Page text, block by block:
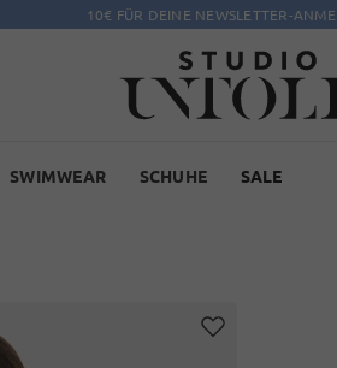
10€ FÜR DEINE NEWSLETTER-
SWIMWEAR SCHUHE SALE